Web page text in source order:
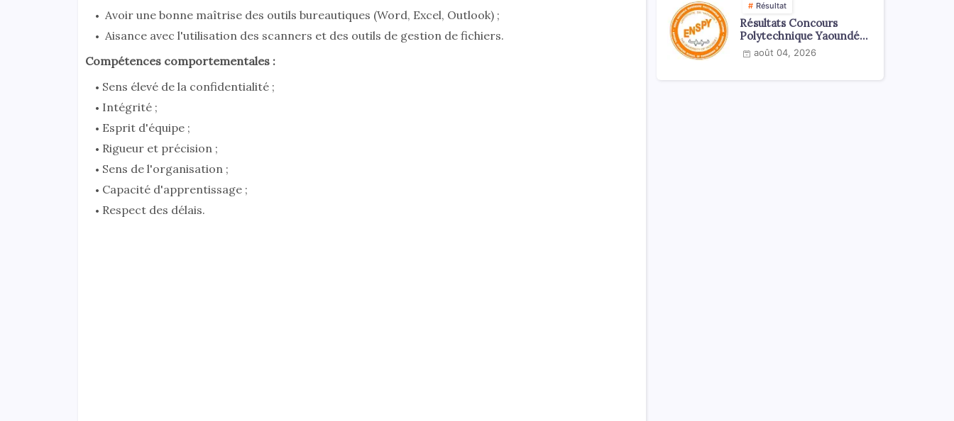
Avoir une bonne maîtrise des outils bureautiques (Word, Excel, Outlook) ;
Aisance avec l'utilisation des scanners et des outils de gestion de fichiers.
Compétences comportementales :
Sens élevé de la confidentialité ;
Intégrité ;
Esprit d'équipe ;
Rigueur et précision ;
Sens de l'organisation ;
Capacité d'apprentissage ;
Respect des délais.
Résultat
Résultats Concours
Polytechnique Yaoundé
ENSPY 2026 - Tous les
cycles
août 04, 2026